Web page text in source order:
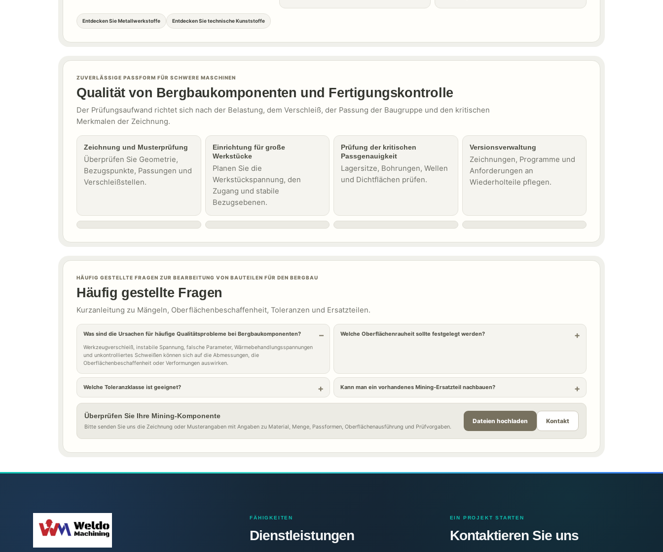
Entdecken Sie Metallwerkstoffe Entdecken Sie technische Kunststoffe
ZUVERLÄSSIGE PASSFORM FÜR SCHWERE MASCHINEN
Qualität von Bergbaukomponenten und Fertigungskontrolle
Der Prüfungsaufwand richtet sich nach der Belastung, dem Verschleiß, der Passung der Baugruppe und den kritischen
Merkmalen der Zeichnung.
Zeichnung und Musterprüfung
Überprüfen Sie Geometrie,
Bezugspunkte, Passungen und
Verschleißstellen.
Einrichtung für große
Werkstücke
Planen Sie die
Werkstückspannung, den
Zugang und stabile
Bezugsebenen.
Prüfung der kritischen
Passgenauigkeit
Lagersitze, Bohrungen, Wellen
und Dichtflächen prüfen.
Versionsverwaltung
Zeichnungen, Programme und
Anforderungen an
Wiederholteile pflegen.
HÄUFIG GESTELLTE FRAGEN ZUR BEARBEITUNG VON BAUTEILEN FÜR DEN BERGBAU
Häufig gestellte Fragen
Kurzanleitung zu Mängeln, Oberflächenbeschaffenheit, Toleranzen und Ersatzteilen.
Was sind die Ursachen für häufige Qualitätsprobleme bei Bergbaukomponenten?
Werkzeugverschleiß, instabile Spannung, falsche Parameter, Wärmebehandlungsspannungen
und unkontrolliertes Schweißen können sich auf die Abmessungen, die
Oberflächenbeschaffenheit oder Verformungen auswirken.
Welche Oberflächenrauheit sollte festgelegt werden?
Welche Toleranzklasse ist geeignet? Kann man ein vorhandenes Mining-Ersatzteil nachbauen?
Überprüfen Sie Ihre Mining-Komponente
Bitte senden Sie uns die Zeichnung oder Musterangaben mit Angaben zu Material, Menge, Passformen, Oberflächenausführung und Prüfvorgaben.
Dateien hochladen Kontakt
FÄHIGKEITEN
Dienstleistungen
EIN PROJEKT STARTEN
Kontaktieren Sie uns